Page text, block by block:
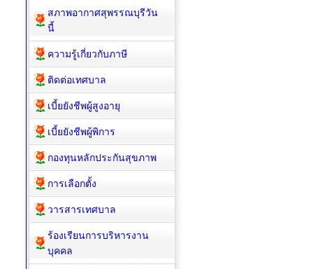
สภาพอากาศสุพรรณบุรีวัน
นี้
ความรู้เกี่ยวกับภาษี
ติดต่อเทศบาล
เบี้ยยังชีพผู้สูงอายุ
เบี้ยยังชีพผู้พิการ
กองทุนหลักประกันสุขภาพ
การเลือกตั้ง
วารสารเทศบาล
ร้องเรียนการบริหารงาน
บุคคล